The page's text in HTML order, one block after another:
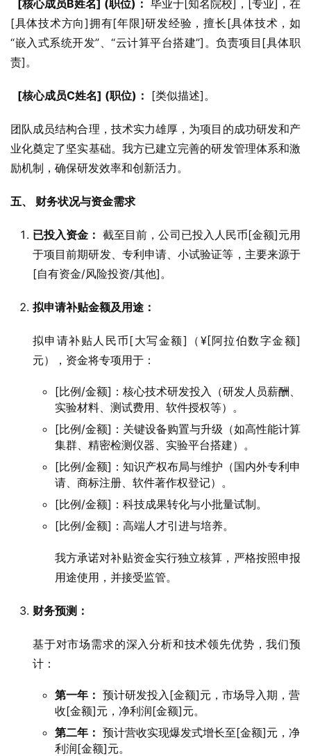
[核心成员B姓名] (职位)： 毕业于[知名院校]，[专业]，在
[具体技术方向]拥有[年限]研发经验，擅长[具体技术，如
“嵌入式系统开发”、“云计算平台搭建”]。负责项目[具体职
责]。
[核心成员C姓名] (职位)： [类似描述]。
团队成员结构合理，技术实力雄厚，为项目的成功研发和产
业化奠定了坚实基础。我方已建立完善的研发管理体系和激
励机制，确保研发效率和创新活力。
五、 财务状况与资金需求
已投入资金： 截至目前，公司已投入人民币[金额]元用
于项目前期研发、专利申请、小试验证等，主要来源于
[自有资金/风险投资/其他]。
拟申请补贴金额及用途：
拟申请补贴人民币[大写金额]（¥[阿拉伯数字金额]
元），资金将专项用于：
[比例/金额]：核心技术研发投入（研发人员薪酬、
实验材料、测试费用、软件授权等）。
[比例/金额]：关键设备购置与升级（如高性能计算
集群、精密检测仪器、实验平台搭建）。
[比例/金额]：知识产权布局与维护（国内外专利申
请、商标注册、软件著作权登记）。
[比例/金额]：科技成果转化与小批量试制。
[比例/金额]：高端人才引进与培养。
我方承诺对补贴资金实行独立核算，严格按照申报
用途使用，并接受监管。
财务预测：
基于对市场需求的深入分析和技术领先优势，我们预
计：
第一年： 预计研发投入[金额]元，市场导入期，营
收[金额]元，净利润[金额]元。
第二年： 预计营收实现爆发式增长至[金额]元，净
利润[金额]元。